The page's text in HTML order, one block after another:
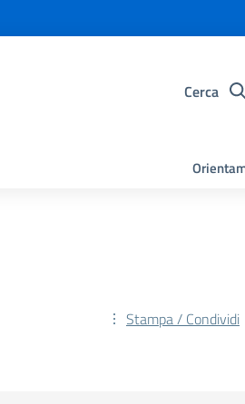
Cerca
Stampa / Condividi